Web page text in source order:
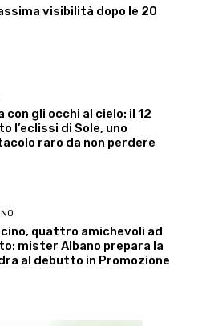
visibilità dopo le 20
con gli occhi al cielo: il 12
l’eclissi di Sole, uno
raro da non perdere
quattro amichevoli ad
mister Albano prepara la
al debutto in Promozione